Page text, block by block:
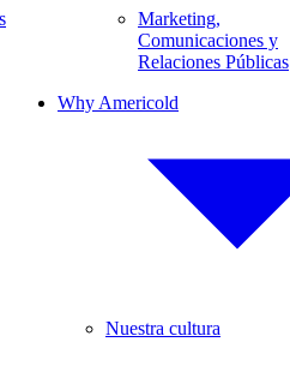
Marketing,
Comunicaciones y
Relaciones Públicas
Why Americold
Nuestra cultura